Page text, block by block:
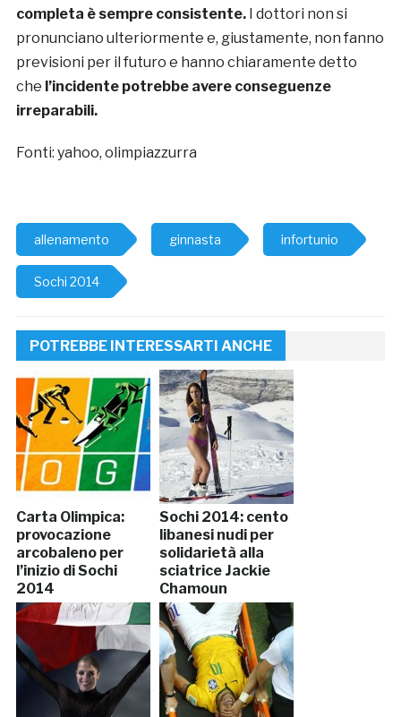
completa è sempre consistente. I dottori non si
pronunciano ulteriormente e, giustamente, non fanno
previsioni per il futuro e hanno chiaramente detto
che l’incidente potrebbe avere conseguenze
irreparabili.
Fonti: yahoo, olimpiazzurra
allenamento ginnasta infortunio
Sochi 2014
POTREBBE INTERESSARTI ANCHE
Carta Olimpica:
provocazione
arcobaleno per
l’inizio di Sochi
2014
Sochi 2014: cento
libanesi nudi per
solidarietà alla
sciatrice Jackie
Chamoun